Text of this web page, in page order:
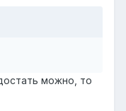
можно, то